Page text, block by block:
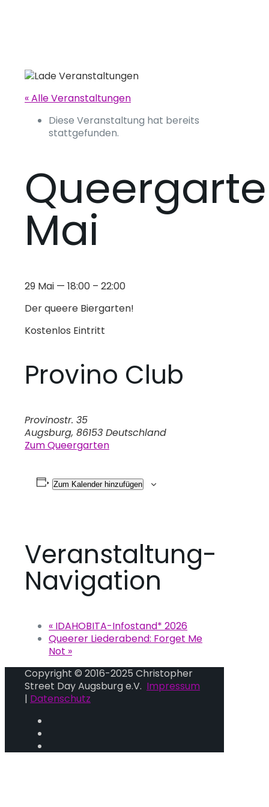
« Alle Veranstaltungen
Diese Veranstaltung hat bereits
stattgefunden.
Mai
29 Mai — 18:00 – 22:00
Der queere Biergarten!
Kostenlos Eintritt
Provino Club
Provinostr. 35
Augsburg, 86153 Deutschland
Zum Queergarten
Zum Kalender hinzufügen
Veranstaltung-
Navigation
« IDAHOBITA-Infostand* 2026
Queerer Liederabend: Forget Me
Not »
Copyright © 2016-2025 Christopher
Street Day Augsburg e.V. Impressum
| Datenschutz